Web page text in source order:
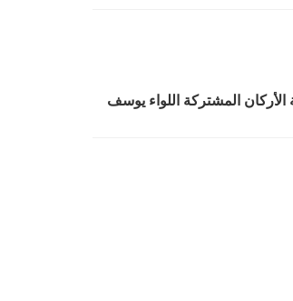
المشتركة اللواء يوسف